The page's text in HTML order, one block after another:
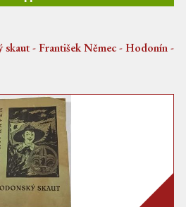
- František Němec - Hodonín -